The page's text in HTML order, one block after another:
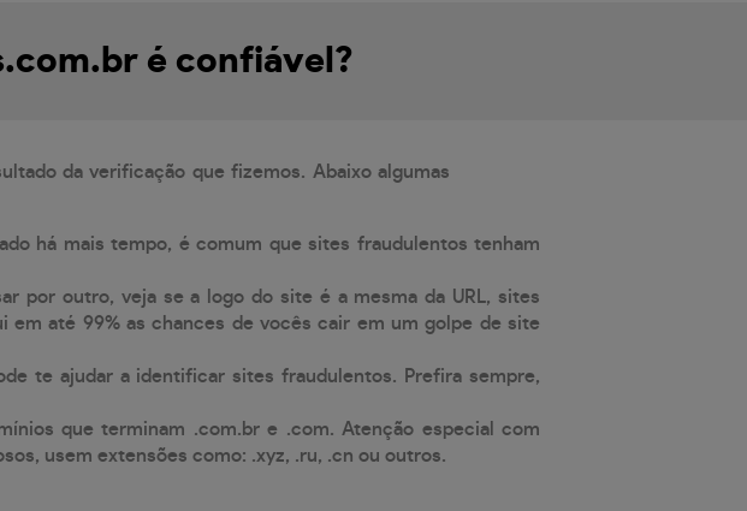
é confiável?
da verificação que fizemos. Abaixo algumas
há mais tempo, é comum que sites fraudulentos tenham
por outro, veja se a logo do site é a mesma da URL, sites
até 99% as chances de vocês cair em um golpe de site
te ajudar a identificar sites fraudulentos. Prefira sempre,
que terminam .com.br e .com. Atenção especial com
usem extensões como: .xyz, .ru, .cn ou outros.